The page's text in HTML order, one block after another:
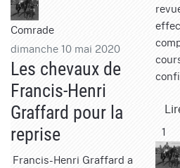
1
Comrade
dimanche 10 mai 2020
Les chevaux de
Francis-Henri
Graffard pour la
reprise
Francis-Henri Graffard a